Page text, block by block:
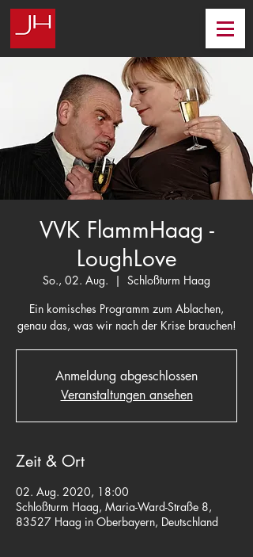
VVK FlammHaag -
LoughLove
So., 02. Aug.
  |
Schloßturm Haag
Ein komisches Programm zum Ablachen,
genau das, was wir nach der Krise brauchen!
Anmeldung abgeschlossen
Veranstaltungen ansehen
Zeit & Ort
02. Aug. 2020, 18:00
Schloßturm Haag, Maria-Ward-Straße 8,
83527 Haag in Oberbayern, Deutschland